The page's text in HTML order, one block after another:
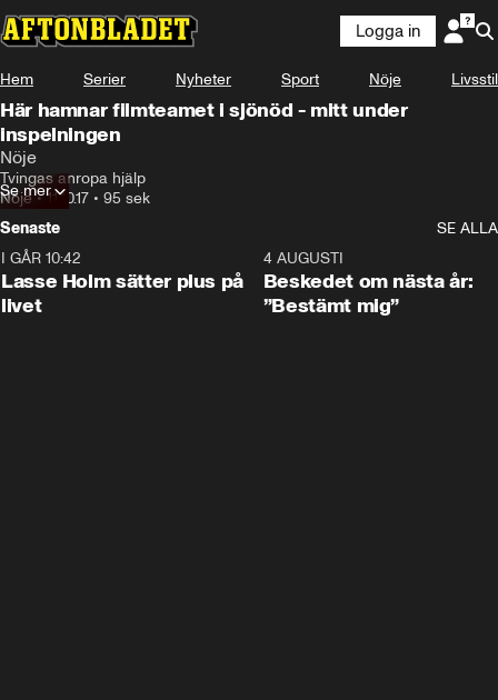
Logga in
Hem Serier Nyheter Sport Nöje Livsstil
Här hamnar filmteamet i sjönöd - mitt under
inspelningen
Nöje
Tvingas anropa hjälp
Nöje•11.10.17 • 95 sek
Se mer
Senaste
SE ALLA
I GÅR 10:42
Lasse Holm sätter plus på
livet
4 AUGUSTI
Beskedet om nästa år:
”Bestämt mig”